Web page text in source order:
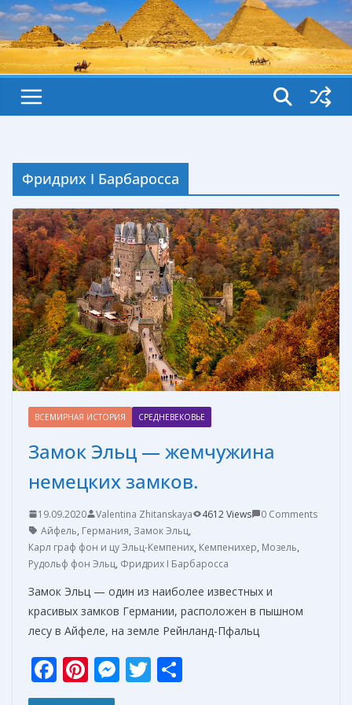
Фридрих I Барбаросса
ВСЕМИРНАЯ ИСТОРИЯ СРЕДНЕВЕКОВЬЕ
Замок Эльц — жемчужина
немецких замков.
19.09.2020 Valentina Zhitanskaya 4612 Views
0 Comments
Айфель, Германия, Замок Эльц,
Карл граф фон и цу Эльц-Кемпених, Кемпенихер, Мозель,
Рудольф фон Эльц, Фридрих I Барбаросса
Замок Эльц — один из наиболее известных и
красивых замков Германии, расположен в пышном
лесу в Айфеле, на земле Рейнланд-Пфальц
F
ac
Pi
nt
M T